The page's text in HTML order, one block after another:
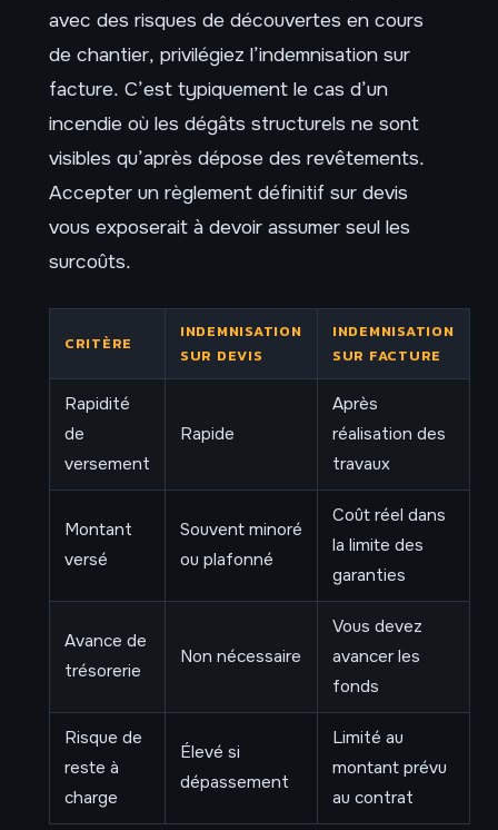
avec des risques de découvertes en cours
de chantier, privilégiez l’indemnisation sur
facture. C’est typiquement le cas d’un
incendie où les dégâts structurels ne sont
visibles qu’après dépose des revêtements.
Accepter un règlement définitif sur devis
vous exposerait à devoir assumer seul les
surcoûts.
CRITÈRE
INDEMNISATION
SUR DEVIS
INDEMNISATION
SUR FACTURE
Rapidité
de
versement
Rapide
Après
réalisation des
travaux
Montant
versé
Souvent minoré
ou plafonné
Coût réel dans
la limite des
garanties
Avance de
trésorerie
Non nécessaire
Vous devez
avancer les
fonds
Risque de
reste à
charge
Élevé si
dépassement
Limité au
montant prévu
au contrat